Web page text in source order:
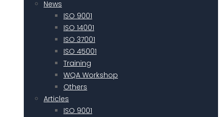
News
ISO 9001
ISO 14001
ISO 37001
ISO 45001
Training
WQA Workshop
Others
Articles
ISO 9001